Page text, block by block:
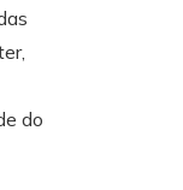
do